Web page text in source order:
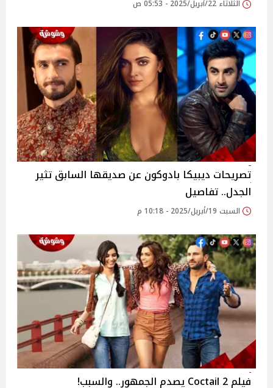
الثلاثاء 22/أبريل/2025 - 05:53 ص
تصريحات ديبيكا بادوكون عن صديقها السابق تثير
الجدل.. تفاصيل
السبت 19/أبريل/2025 - 10:18 م
فيلم Coctail 2 يصدم الجمهور.. والسبب!